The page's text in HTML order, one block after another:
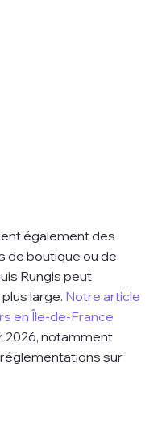
également des
de boutique ou de
Rungis peut
large. Notre article
en Île-de-France
2026, notamment
sur